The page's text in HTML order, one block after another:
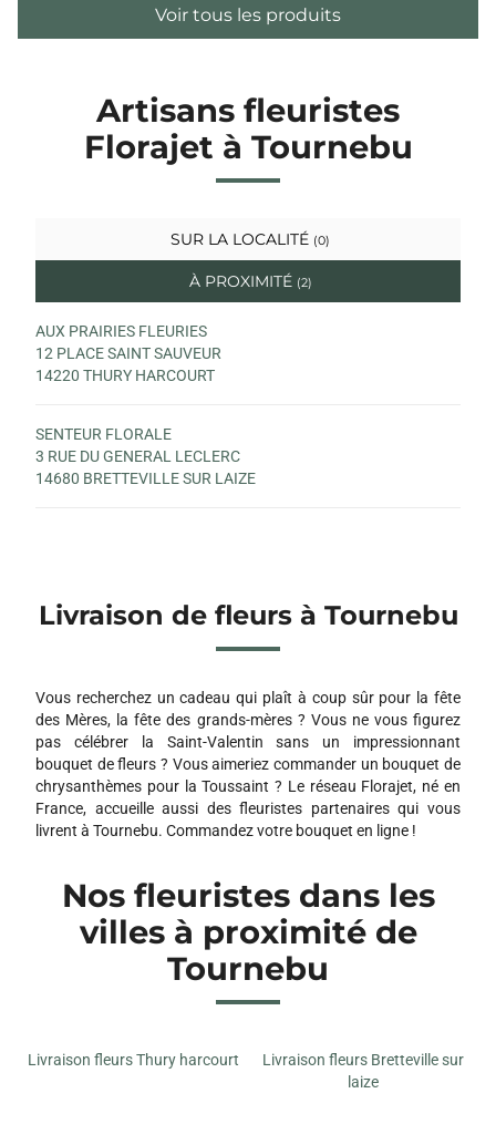
Voir tous les produits
Artisans fleuristes
Florajet à Tournebu
SUR LA LOCALITÉ (0)
À PROXIMITÉ (2)
AUX PRAIRIES FLEURIES
12 PLACE SAINT SAUVEUR
14220 THURY HARCOURT
SENTEUR FLORALE
3 RUE DU GENERAL LECLERC
14680 BRETTEVILLE SUR LAIZE
Livraison de fleurs à Tournebu
Vous recherchez un cadeau qui plaît à coup sûr pour la fête
des Mères, la fête des grands-mères ? Vous ne vous figurez
pas célébrer la Saint-Valentin sans un impressionnant
bouquet de fleurs ? Vous aimeriez commander un bouquet de
chrysanthèmes pour la Toussaint ? Le réseau Florajet, né en
France, accueille aussi des fleuristes partenaires qui vous
livrent à Tournebu. Commandez votre bouquet en ligne !
Nos fleuristes dans les
villes à proximité de
Tournebu
Livraison fleurs Thury harcourt
Livraison fleurs Bretteville sur
laize